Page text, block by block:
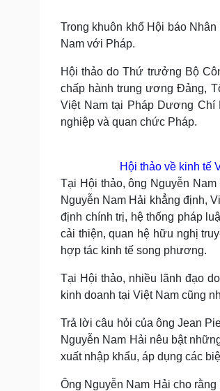
Nhi khoa
Nam khoa
Phòng mạch online
Ăn sạch sống khỏe
Cải chính
Trong khuôn khổ Hội báo
Nam với Pháp.
Hội thảo do Thứ trưởng Bộ
chấp hành trung ương Đảng,
Việt Nam tại Pháp Dương Chí
nghiệp và quan chức Pháp.
Hội thảo về kinh tế
Tại Hội thảo, ông Nguyễn
Nguyễn Nam Hải khẳng định,
định chính trị, hệ thống pháp
cải thiện, quan hệ hữu nghị
hợp tác kinh tế song phương.
Tại Hội thảo, nhiều lãnh đạo
kinh doanh tại Việt Nam cũng
Trả lời câu hỏi của ông Jean
Nguyễn Nam Hải nêu bật
xuất nhập khẩu, áp dụng các
Ông Nguyễn Nam Hải cho